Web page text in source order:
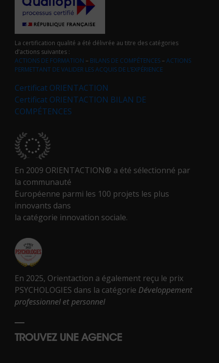
La certification qualité a été délivrée au titre des catégories
d’actions suivantes :
ACTIONS DE FORMATION – BILANS DE COMPÉTENCES–ACTIONS
PERMETTANT DE VALIDER LES ACQUIS DE L’EXPÉRIENCE
Certificat ORIENTACTION
Certificat ORIENTACTION BILAN DE
COMPÉTENCES
En 2009 ORIENTACTION® a été sélectionné par
la communauté
Européenne parmi les 100 projets les plus
innovants dans
la catégorie innovation sociale.
En 2025, Orientaction a également reçu le prix
PSYCHOLOGIES dans la catégorie Développement
professionnel et personnel
TROUVEZ UNE AGENCE